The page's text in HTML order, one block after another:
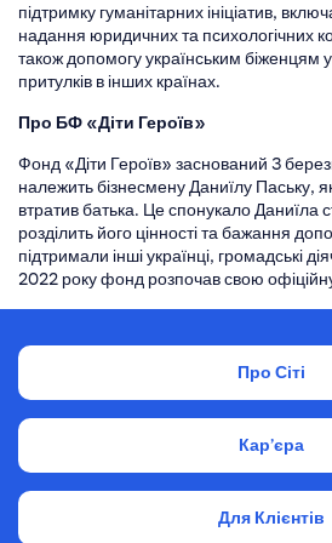
підтримку гуманітарних ініціатив,
надання юридичних та психологічних
також допомогу українським біженцям
притулків в інших країнах.
Про БФ «Діти Героїв»
Фонд «Діти Героїв» заснований 3
належить бізнесмену Даниїлу Паську,
втратив батька. Це спонукало Даниїла
розділить його цінності та бажання
підтримали інші українці, громадські
2022 року фонд розпочав свою
Про Сіті
Кар’єра
Для Клієнтів